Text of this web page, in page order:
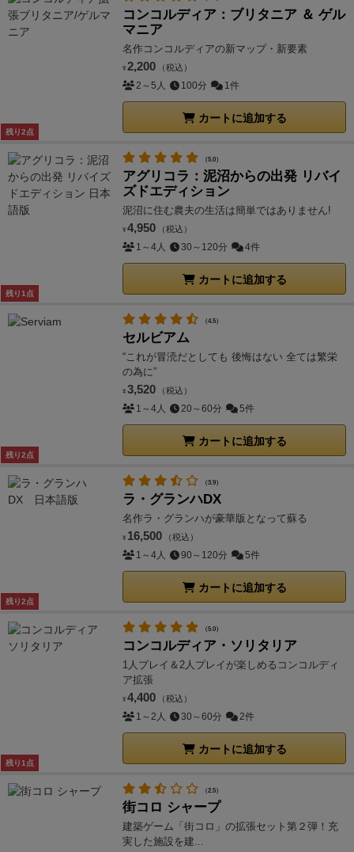
残り2点
コンコルディア：ブリタニア ＆ ゲル
マニア
名作コンコルディアの新マップ・新要素
¥ 2,200 （税込）
2～5人 100分 1件
カートに追加する
残り1点
（5.0）
アグリコラ：泥沼からの出発 リバイ
ズドエディション
泥沼に住む農夫の生活は簡単ではありません!
¥ 4,950 （税込）
1～4人 30～120分 4件
カートに追加する
残り2点
（4.5）
セルビアム
“これが冒涜だとしても 後悔はない 全ては繁栄
の為に”
¥ 3,520 （税込）
1～4人 20～60分 5件
カートに追加する
残り2点
（3.9）
ラ・グランハDX
名作ラ・グランハが豪華版となって蘇る
¥ 16,500 （税込）
1～4人 90～120分 5件
カートに追加する
残り1点
（5.0）
コンコルディア・ソリタリア
1人プレイ＆2人プレイが楽しめるコンコルディ
ア拡張
¥ 4,400 （税込）
1～2人 30～60分 2件
カートに追加する
（2.5）
街コロ シャープ
建築ゲーム「街コロ」の拡張セット第２弾！充
実した施設を建...